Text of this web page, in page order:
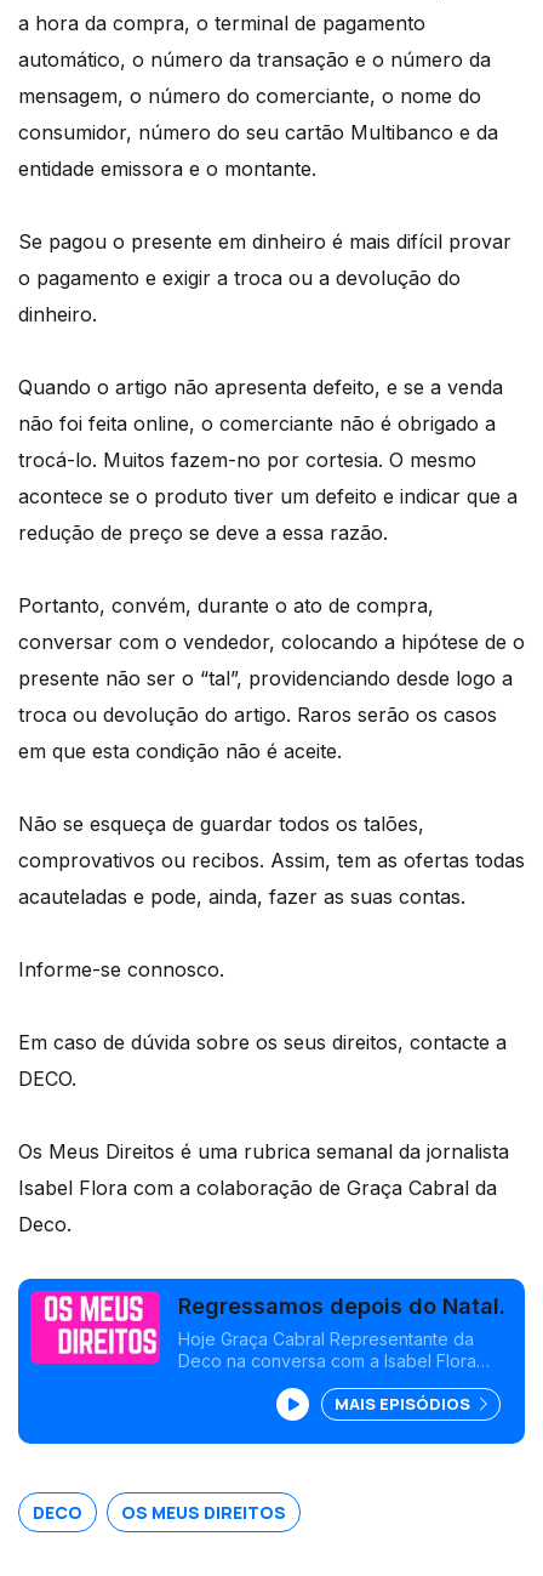
a hora da compra, o terminal de pagamento
automático, o número da transação e o número da
mensagem, o número do comerciante, o nome do
consumidor, número do seu cartão Multibanco e da
entidade emissora e o montante.
Se pagou o presente em dinheiro é mais difícil provar
o pagamento e exigir a troca ou a devolução do
dinheiro.
Quando o artigo não apresenta defeito, e se a venda
não foi feita online, o comerciante não é obrigado a
trocá-lo. Muitos fazem-no por cortesia. O mesmo
acontece se o produto tiver um defeito e indicar que a
redução de preço se deve a essa razão.
Portanto, convém, durante o ato de compra,
conversar com o vendedor, colocando a hipótese de o
presente não ser o “tal”, providenciando desde logo a
troca ou devolução do artigo. Raros serão os casos
em que esta condição não é aceite.
Não se esqueça de guardar todos os talões,
comprovativos ou recibos. Assim, tem as ofertas todas
acauteladas e pode, ainda, fazer as suas contas.
Informe-se connosco.
Em caso de dúvida sobre os seus direitos, contacte a
DECO.
Os Meus Direitos é uma rubrica semanal da jornalista
Isabel Flora com a colaboração de Graça Cabral da
Deco.
Regressamos depois do Natal.
Hoje Graça Cabral Representante da
Deco na conversa com a Isabel Flora
Saiba como agir.
MAIS EPISÓDIOS
DECO OS MEUS DIREITOS